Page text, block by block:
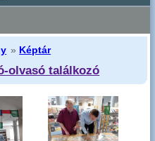
» Képtár
olvasó találkozó